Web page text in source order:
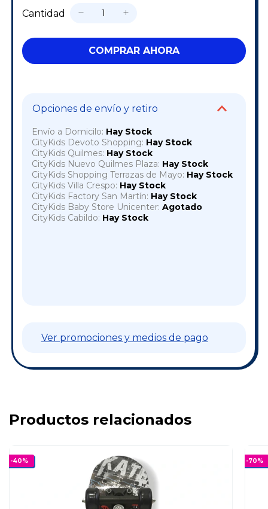
Cantidad
Opciones de envío y retiro
Envío a Domicilo: Hay Stock
CityKids Devoto Shopping: Hay Stock
CityKids Quilmes: Hay Stock
CityKids Nuevo Quilmes Plaza: Hay Stock
CityKids Shopping Terrazas de Mayo: Hay Stock
CityKids Villa Crespo: Hay Stock
CityKids Factory San Martín: Hay Stock
CityKids Baby Store Unicenter: Agotado
CityKids Cabildo: Hay Stock
Ver promociones y medios de pago
Productos relacionados
-40% -70%